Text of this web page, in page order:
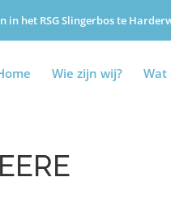
in het RSG Slingerbos te
Wie zijn wij? Wat